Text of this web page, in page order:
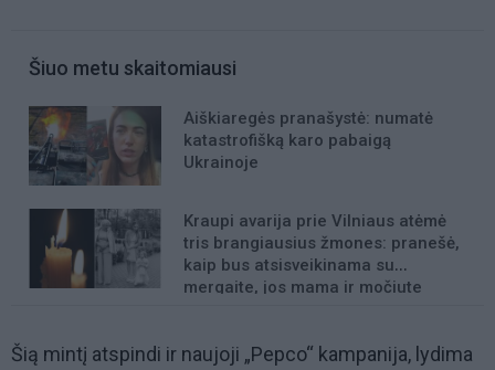
Šiuo metu skaitomiausi
Aiškiaregės pranašystė: numatė
katastrofišką karo pabaigą
Ukrainoje
Kraupi avarija prie Vilniaus atėmė
tris brangiausius žmones: pranešė,
kaip bus atsisveikinama su
mergaite, jos mama ir močiute
Šią mintį atspindi ir naujoji „Pepco“ kampanija, lydima